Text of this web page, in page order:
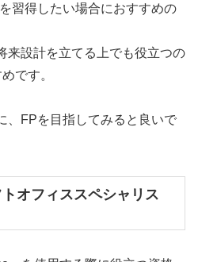
習得したい場合におすすめの
来設計を立てる上でも役立つの
です。
、FPを目指してみると良いで
オフィススペシャリス